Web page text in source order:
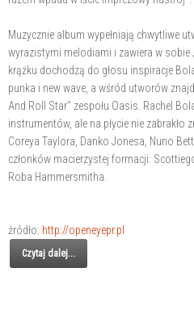
Muzycznie album wypełniają chwytliwe
wyrazistymi melodiami i zawiera w sobie
krążku dochodzą do głosu inspiracje
punka i new wave, a wśród utworów
And Roll Star" zespołu Oasis. Rachel
instrumentów, ale na płycie nie
Coreya Taylora, Danko Jonesa, Nuno
członków macierzystej formacji:
Roba Hammersmitha.
źródło: http://openeyepr.pl
Czytaj dalej...